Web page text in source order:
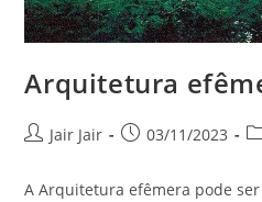
Arquitetura
Jair Jair 03/11/2023
A Arquitetura efêmera pode